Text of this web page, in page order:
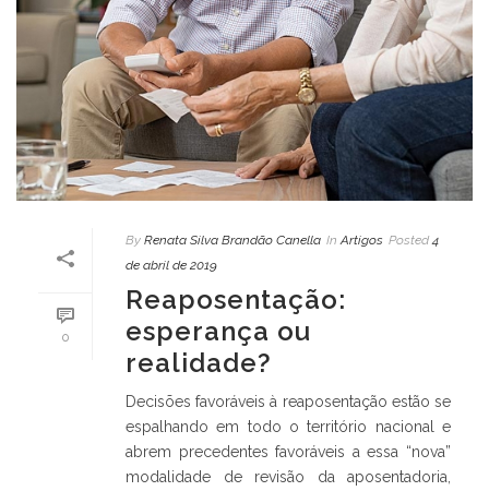
0
By Renata Silva Brandão Canella In Artigos Posted 4
de abril de 2019
Reaposentação:
esperança ou
realidade?
Decisões favoráveis à reaposentação estão se
espalhando em todo o território nacional e
abrem precedentes favoráveis a essa “nova”
modalidade de revisão da aposentadoria,